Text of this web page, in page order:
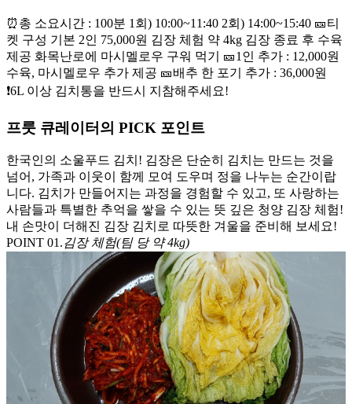
⏰총 소요시간 : 100분 1회) 10:00~11:40 2회) 14:00~15:40 🎫티
켓 구성 기본 2인 75,000원 김장 체험 약 4kg 김장 종료 후 수육
제공 화목난로에 마시멜로우 구워 먹기 🎫1인 추가 : 12,000원
수육, 마시멜로우 추가 제공 🎫배추 한 포기 추가 : 36,000원
❗6L 이상 김치통을 반드시 지참해주세요!
프룻 큐레이터의 PICK 포인트
한국인의 소울푸드 김치! 김장은 단순히 김치는 만드는 것을
넘어, 가족과 이웃이 함께 모여 도우며 정을 나누는 순간이랍
니다. 김치가 만들어지는 과정을 경험할 수 있고, 또 사랑하는
사람들과 특별한 추억을 쌓을 수 있는 뜻 깊은 청양 김장 체험!
내 손맛이 더해진 김장 김치로 따뜻한 겨울을 준비해 보세요!
POINT 01.김장 체험(팀 당 약 4kg)